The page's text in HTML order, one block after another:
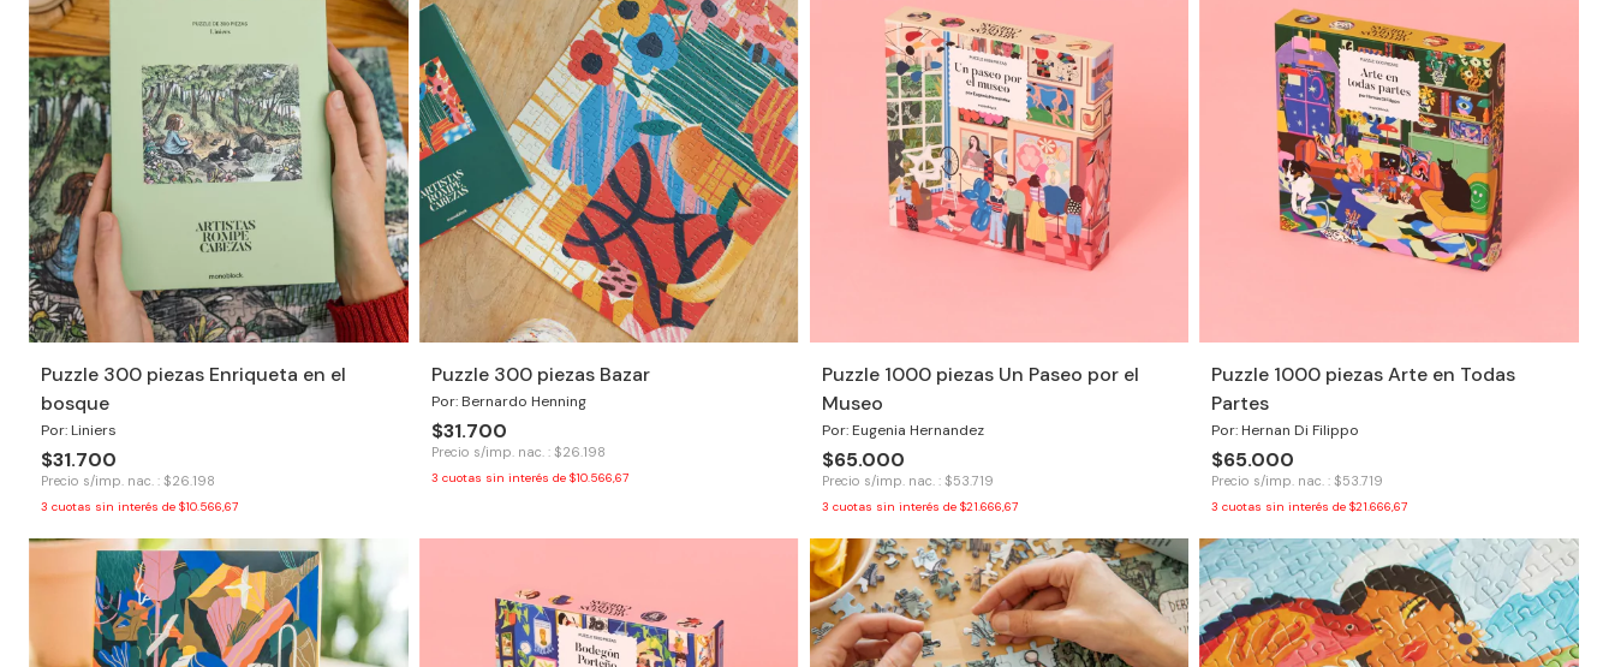
Puzzle 300 piezas Enriqueta en el
bosque
Por: Liniers
$31.700
Precio s/imp. nac. : $26.198
3 cuotas sin interés de $10.566,67
Puzzle 300 piezas Bazar
Por: Bernardo Henning
$31.700
Precio s/imp. nac. : $26.198
3 cuotas sin interés de $10.566,67
Puzzle 1000 piezas Un Paseo por el
Museo
Por: Eugenia Hernandez
$65.000
Precio s/imp. nac. : $53.719
3 cuotas sin interés de $21.666,67
Puzzle 1000 piezas Arte en Todas
Partes
Por: Hernan Di Filippo
$65.000
Precio s/imp. nac. : $53.719
3 cuotas sin interés de$21.666,67